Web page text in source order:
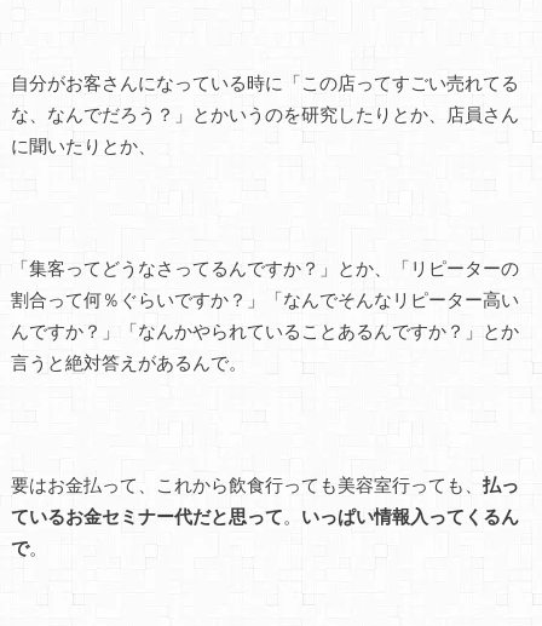
自分がお客さんになっている時に「この店ってすごい売れてる
な、なんでだろう？」とかいうのを研究したりとか、店員さん
に聞いたりとか、
「集客ってどうなさってるんですか？」とか、「リピーターの
割合って何％ぐらいですか？」「なんでそんなリピーター高い
んですか？」「なんかやられていることあるんですか？」とか
言うと絶対答えがあるんで。
要はお金払って、これから飲食行っても美容室行っても、 払っ
ているお金セミナー代だと思って。 いっぱい情報入ってくるん
で。